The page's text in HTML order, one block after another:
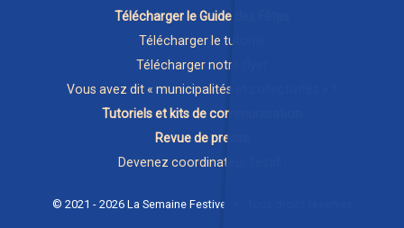
Télécharger le Guide des Fêtes
Télécharger le tutoriel
Télécharger notre flyer
Vous avez dit « municipalités et collectivités » ?
Tutoriels et kits de communication
Revue de presse
Devenez coordinateur festif !
© 2021 - 2026 La Semaine Festive • Tous droits réservés